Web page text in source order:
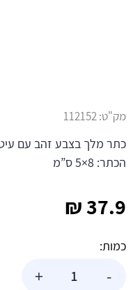
37.9
₪
כמות:
-
+
מק"ט:112152
כתר מלך בצבע זהב עם
הכתר: 8×5 ס”מ